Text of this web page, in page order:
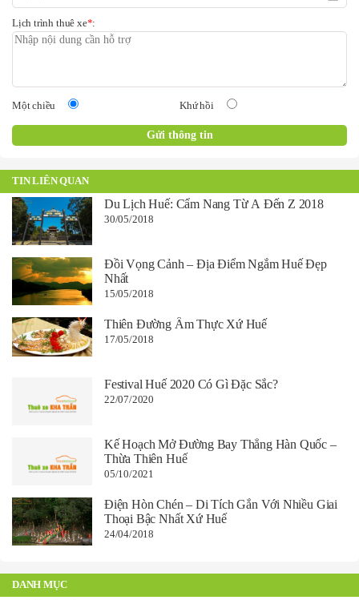
Lịch trình thuê xe*:
Một chiều Khứ hồi
TIN LIÊN QUAN
Du Lịch Huế: Cẩm Nang Từ A Đến Z 2018
30/05/2018
Đồi Vọng Cảnh – Địa Điểm Ngắm Huế Đẹp
Nhất
15/05/2018
Thiên Đường Ẩm Thực Xứ Huế
17/05/2018
Festival Huế 2020 Có Gì Đặc Sắc?
22/07/2020
Kế Hoạch Mở Đường Bay Thẳng Hàn Quốc –
Thừa Thiên Huế
05/10/2021
Điện Hòn Chén – Di Tích Gắn Với Nhiều Giai
Thoại Bậc Nhất Xứ Huế
24/04/2018
DANH MỤC